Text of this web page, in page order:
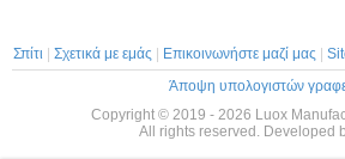
Σπίτι | Σχετικά με εμάς | Επικοινωνήστε μαζί μας |
Άποψη υπολογιστών
Copyright © 2019 - 2026 Luox
All rights reserved. Developed